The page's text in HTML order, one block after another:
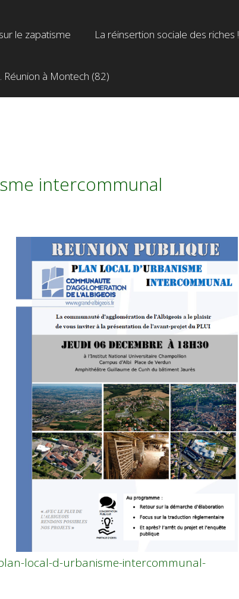
le zapatisme La réinsertion sociale des riches !
Réunion à Montech (82)
intercommunal
local-d-urbanisme-intercommunal-